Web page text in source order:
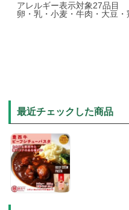
アレルギー表示対象27品目
卵・乳・小麦・牛肉・大豆
最近チェックした商品